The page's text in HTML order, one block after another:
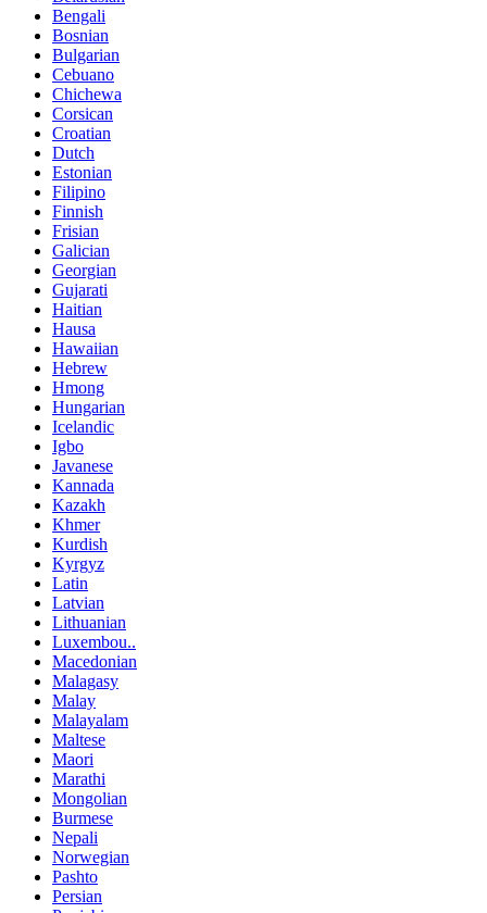
Bengali
Bosnian
Bulgarian
Cebuano
Chichewa
Corsican
Croatian
Dutch
Estonian
Filipino
Finnish
Frisian
Galician
Georgian
Gujarati
Haitian
Hausa
Hawaiian
Hebrew
Hmong
Hungarian
Icelandic
Igbo
Javanese
Kannada
Kazakh
Khmer
Kurdish
Kyrgyz
Latin
Latvian
Lithuanian
Luxembou..
Macedonian
Malagasy
Malay
Malayalam
Maltese
Maori
Marathi
Mongolian
Burmese
Nepali
Norwegian
Pashto
Persian